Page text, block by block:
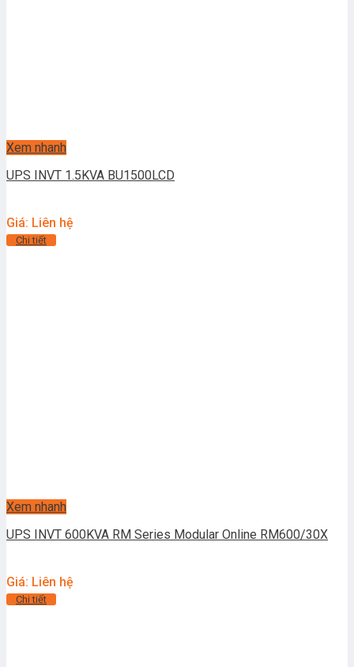
Xem nhanh
UPS INVT 1.5KVA BU1500LCD
Giá: Liên hệ
Chi tiết
Xem nhanh
UPS INVT 600KVA RM Series Modular Online RM600/30X
Giá: Liên hệ
Chi tiết